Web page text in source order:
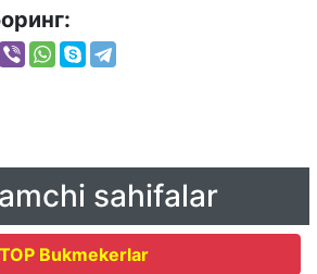
sahifalar
TOP Bukmekerlar